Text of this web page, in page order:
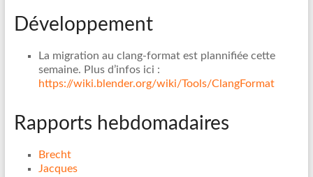
Développement
La migration au clang-format est plannifiée cette
semaine. Plus d’infos ici :
https://wiki.blender.org/wiki/Tools/ClangFormat
Rapports hebdomadaires
Brecht
Jacques